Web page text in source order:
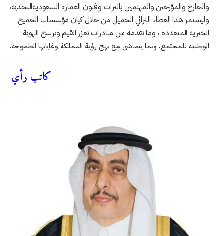
والخارج والمؤرخين والمهتمين بالتراث وفنون العمارة السعوديةالنجدية،
وليستمر هذا العطاء التراثي الجميل من خلال كيان مؤسسات الجميح
الخيرية المتعددة ، وما تقدمه من مبادرات تعزز القيم وترسخ الهوية
الوطنية للمجتمع، وبما يتماشى مع نهج رؤية المملكة وغاياتها الطموحة.
كاتب رأي